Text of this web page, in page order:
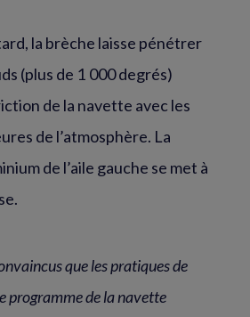
la brèche laisse pénétrer
(plus de 1 000 degrés)
de la navette avec les
de l’atmosphère. La
de l’aile gauche se met à
que les pratiques de
programme de la navette